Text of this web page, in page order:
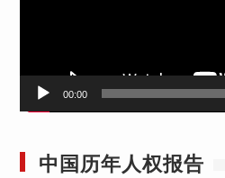
00:00
中国历年人权报告